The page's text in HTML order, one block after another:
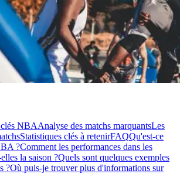
clés NBAAnalyse des matchs marquantsLes
Statistiques clés à retenirFAQQu'est-ce
?Comment les performances dans les
la saison ?Quels sont quelques exemples
?Où puis-je trouver plus d'informations sur